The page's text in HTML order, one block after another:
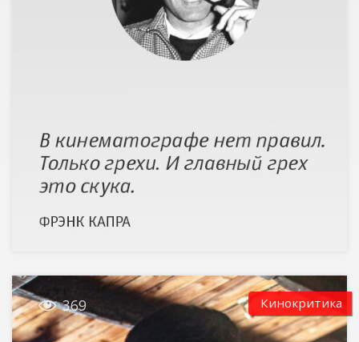
 369 Кинокритика